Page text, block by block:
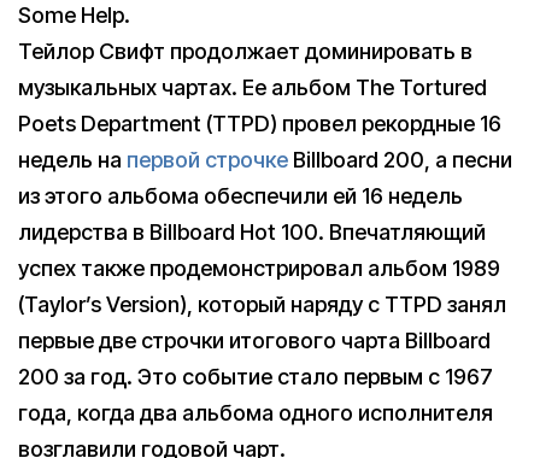
Some Help.
Тейлор Свифт продолжает доминировать в
музыкальных чартах. Ее альбом The Tortured
Poets Department (TTPD) провел рекордные 16
недель на первой строчке Billboard 200, а песни
из этого альбома обеспечили ей 16 недель
лидерства в Billboard Hot 100. Впечатляющий
успех также продемонстрировал альбом 1989
(Taylor’s Version), который наряду с TTPD занял
первые две строчки итогового чарта Billboard
200 за год. Это событие стало первым с 1967
года, когда два альбома одного исполнителя
возглавили годовой чарт.